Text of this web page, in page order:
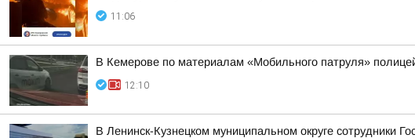
11:06
В Кемерове по материалам «Мобильного патруля»
12:10
В Ленинск-Кузнецком муниципальном округе сотрудники